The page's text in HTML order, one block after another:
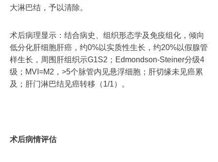
大淋巴结，予以清除。
术后病理显示：结合病史、组织形态学及免疫组化，倾向
低分化肝细胞肝癌，约0%以实质性生长，约20%以假腺管
样生长，周围肝组织示G1S2；Edmondson-Steiner分级4
级；MVI=M2，>5个脉管内见悬浮细胞；肝切缘未见癌累
及；肝门淋巴结见癌转移（1/1）。
术后病情评估